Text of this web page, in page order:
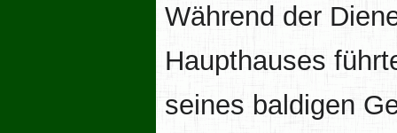
Während der
Haupthauses
seines baldigen